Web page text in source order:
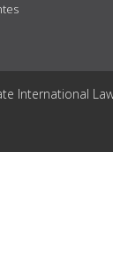
International